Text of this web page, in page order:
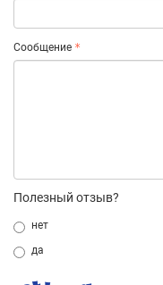
Сообщение
Полезный отзыв?
нет
да